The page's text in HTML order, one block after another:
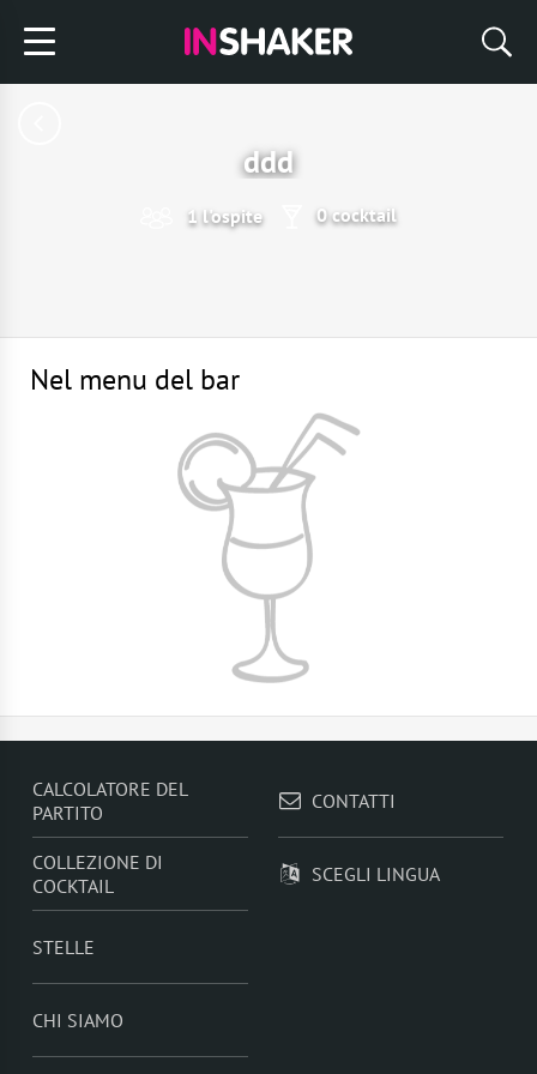
ddd
1 l'ospite 0 cocktail
Nel menu del bar
CALCOLATORE DEL
PARTITO
COLLEZIONE DI
COCKTAIL
STELLE
CHI SIAMO
CONTATTI
SCEGLI LINGUA